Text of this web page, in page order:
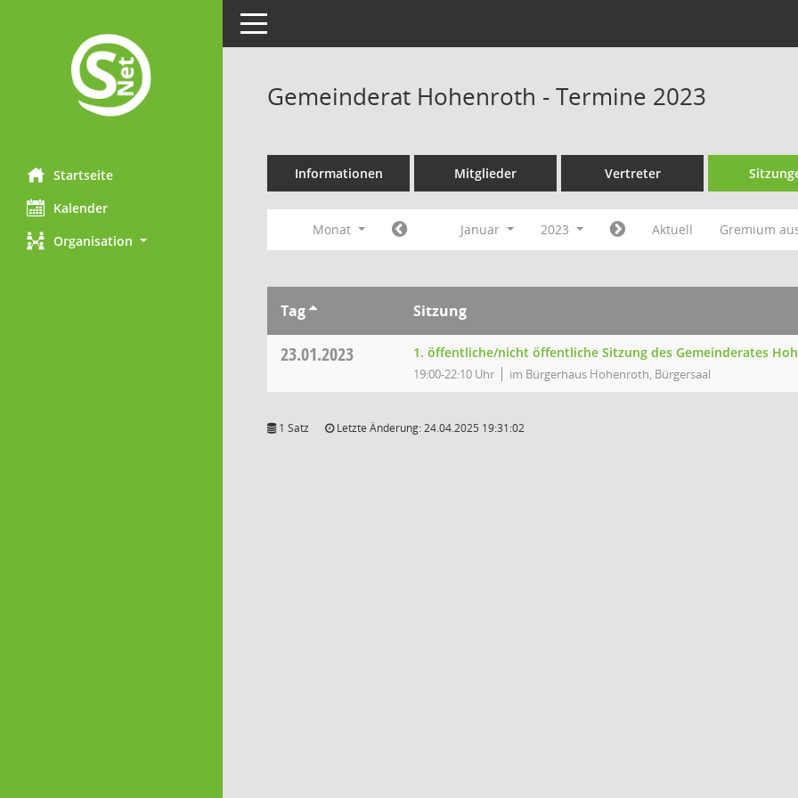
Startseite
Kalender
Organisation
Toggle navigation
Gemeinderat Hohenroth - Termine 2023
Informationen Mitglieder Vertreter
Monat Januar 2023 Aktuell Gremium
Tag Sitzung
23.01.2023 1. öffentliche/nicht öffentliche Sitzung des Gemeinderates
19:00-22:10 Uhr im Bürgerhaus Hohenroth, Bürgersaal
1 Satz Letzte Änderung: 24.04.2025 19:31:02